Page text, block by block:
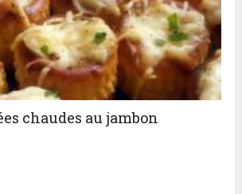
chaudes au jambon